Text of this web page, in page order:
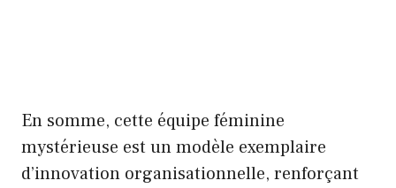
En somme, cette équipe féminine
mystérieuse est un modèle exemplaire
d’innovation organisationnelle, renforçant